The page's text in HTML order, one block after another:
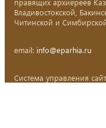
правящих архиереев
Владивостокской,
Читинской и
email: info@eparhia.ru
Система управления